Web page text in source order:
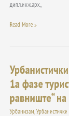
дипл.инж.арх.,
Read More »
1а фазе
равниште“
Урбанизам,Урбанистички
Урбанистички
пројекат
локације
17
у